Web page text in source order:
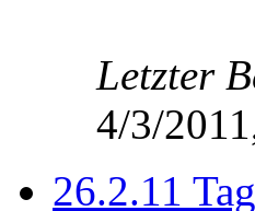
Letzter
4/3/
26.2.11